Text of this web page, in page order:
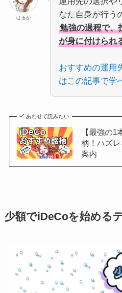
はるか
なた自身が行う
勉強の過程で、
が身に付けられ
おすすめの運用
はこの記事で学
あわせて読みたい
【最強の
柄！ハズ
案内
少額でiDeCoを始める